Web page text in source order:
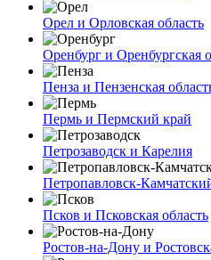
Орел и Орловская область
Оренбург и Оренбургская
Пенза и Пензенская
Пермь и Пермский край
Петрозаводск и Карелия
Петропавловск-
Псков и Псковская область
Ростов-на-Дону и